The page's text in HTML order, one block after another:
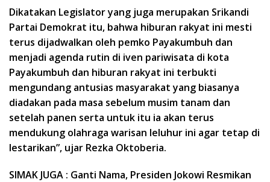
Dikatakan Legislator yang juga merupakan Srikandi
Partai Demokrat itu, bahwa hiburan rakyat ini mesti
terus dijadwalkan oleh pemko Payakumbuh dan
menjadi agenda rutin di iven pariwisata di kota
Payakumbuh dan hiburan rakyat ini terbukti
mengundang antusias masyarakat yang biasanya
diadakan pada masa sebelum musim tanam dan
setelah panen serta untuk itu ia akan terus
mendukung olahraga warisan leluhur ini agar tetap di
lestarikan”, ujar Rezka Oktoberia.
SIMAK JUGA : Ganti Nama, Presiden Jokowi Resmikan